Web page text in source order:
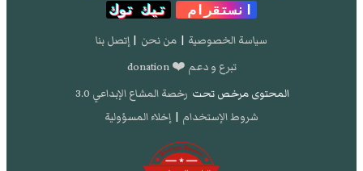
انستقرام
تيك توك
سياسة الخصوصية | من نحن | إتصل بنا
تبرع و دعم ❤️ donation
المحتوى مرخص تحت رخصة المشاع الإبداعي 3.0
شروط الإستخدام | إخلاء المسؤولية